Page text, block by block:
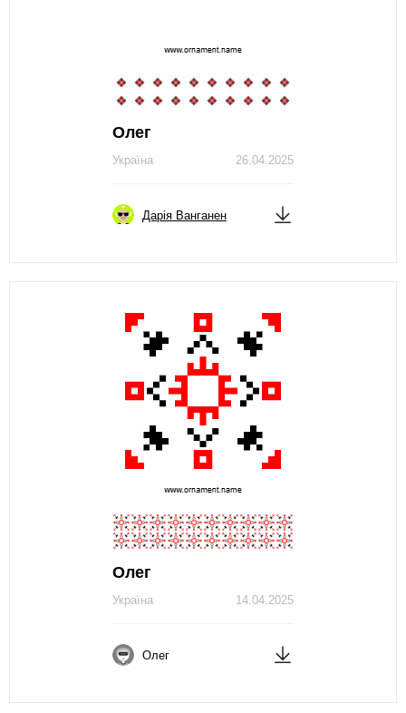
Олег
26.04.2025
Україна
Дарія Ванганен
Олег
14.04.2025
Україна
Олег